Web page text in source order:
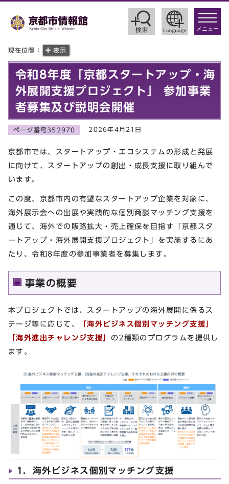
toggle
メニュー
現在位置： 表示
令和8年度「京都スタートアップ・海
外展開支援プロジェクト」 参加事業
者募集及び説明会開催
ページ番号352970 2026年4月21日
京都市では、スタートアップ・エコシステムの形成と発展
に向けて、スタートアップの創出・成長支援に取り組んで
います。
この度、京都市内の有望なスタートアップ企業を対象に、
海外展示会への出展や実践的な個別商談マッチング支援を
通じて、海外での販路拡大・売上確保を目指す「京都スタ
ートアップ・海外展開支援プロジェクト」を実施するにあ
たり、令和8年度の参加事業者を募集します。
事業の概要
本プロジェクトでは、スタートアップの海外展開に係るス
テージ等に応じて、
「海外ビジネス個別マッチング支援」
「海外進出チャレンジ支援」 の2種類のプログラムを提供し
ます。
1．海外ビジネス個別マッチング支援